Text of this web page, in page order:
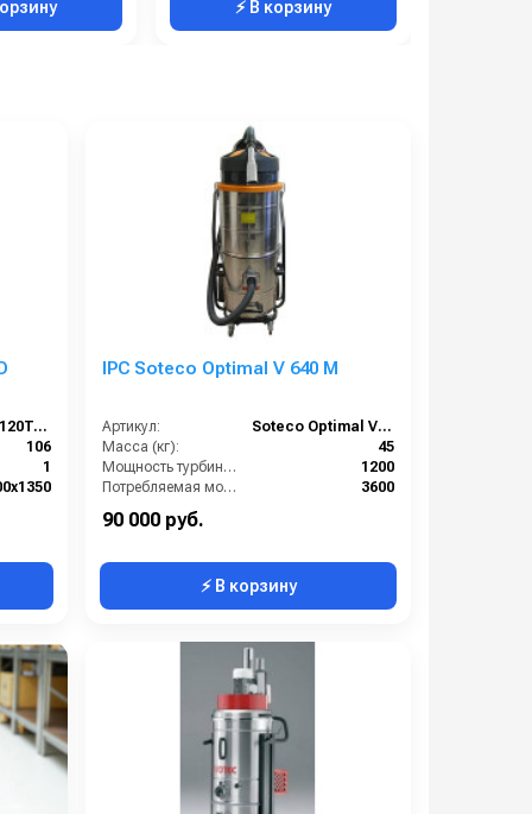
⚡ В корзину
DT-DLRM-55120T-HD
106
1
IPC Soteco Optimal V 640 M
Артикул:
Soteco Optimal V640 M
Масса (кг):
45
Мощность турбины (Вт):
1200
Потребляемая мощность (Вт):
3600
90 000 руб.
⚡ В корзину